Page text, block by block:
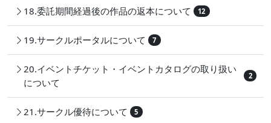
18.委託期間経過後の作品の返本について 12
19.サークルポータルについて 7
20.イベントチケット・イベントカタログの取り扱い
について
2
21.サークル優待について 5